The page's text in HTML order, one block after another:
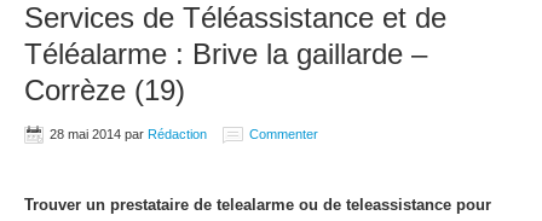
Services de Téléassistance et de
Téléalarme : Brive la gaillarde –
Corrèze (19)
28 mai 2014 par Rédaction Commenter
Trouver un prestataire de telealarme ou de teleassistance pour